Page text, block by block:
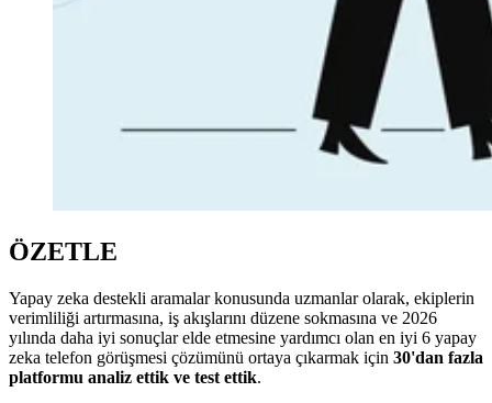
ÖZETLE
Yapay zeka destekli aramalar konusunda uzmanlar olarak, ekiplerin
verimliliği artırmasına, iş akışlarını düzene sokmasına ve 2026
yılında daha iyi sonuçlar elde etmesine yardımcı olan en iyi 6 yapay
zeka telefon görüşmesi çözümünü ortaya çıkarmak için 30'dan fazla
platformu analiz ettik ve test ettik.